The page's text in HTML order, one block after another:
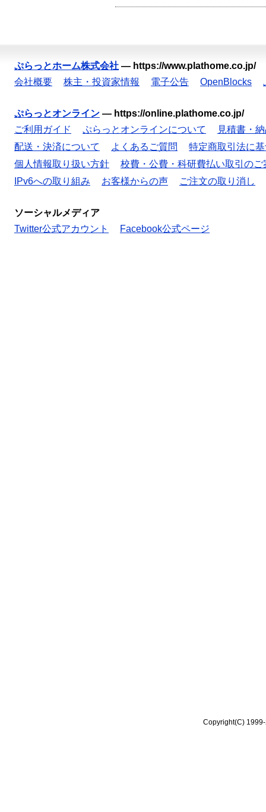
ぷらっとホーム株式会社 — https://www.plathome.co.jp/
会社概要
株主・投資家情報 電子公告 OpenBlocks
ぷらっとオンライン — https://online.plathome.co.jp/
ご利用ガイド
ぷらっとオンラインについて
見積書・
配送・決済について
よくあるご質問
特定商取引法に
個人情報取り扱い方針
校費・公費・科研費払い取引のご
IPv6への取り組み
お客様からの声 ご注文の取り消し
ソーシャルメディア
Twitter公式アカウント
Facebook公式ページ
Copyright(C)